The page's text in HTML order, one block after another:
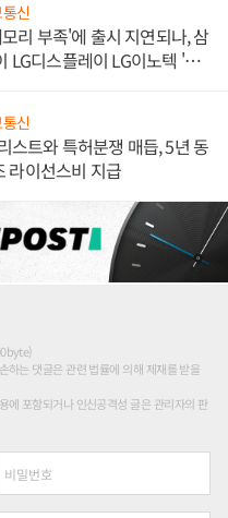
신
리 부족'에 출시 지연되나, 삼
LG디스플레이 LG이노텍 '탈
신
스트와 특허분쟁 매듭, 5년 동
라이선스비 지급
하는 댓글은 관련 법률에 의해 제재를 받을
에 포함되거나 인신공격성 글은 관리자의 판